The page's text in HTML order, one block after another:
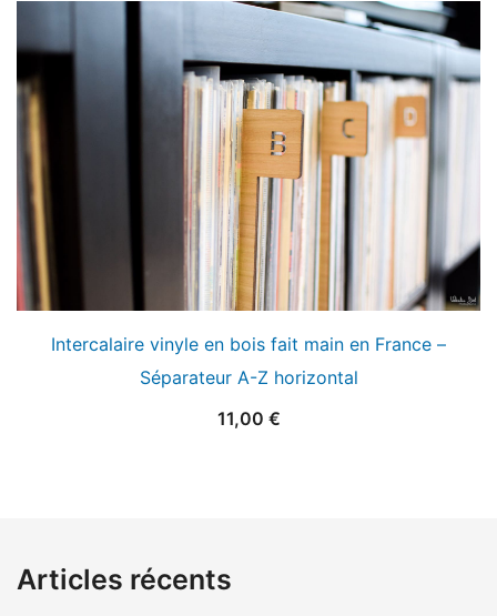
Intercalaire vinyle en bois fait main en France –
Séparateur A-Z horizontal
11,00 €
Articles récents